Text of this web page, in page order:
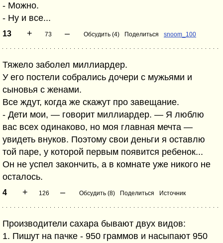
- Можно.
- Ну и все...
13 + 73 – Обсудить (4) Поделиться snoom_100
Тяжело заболел миллиардер.
У его постели собрались дочери с мужьями и
сыновья с женами.
Все ждут, когда же скажут про завещание.
- Дети мои, — говорит миллиардер. — Я люблю
вас всех одинаково, но моя главная мечта —
увидеть внуков. Поэтому свои деньги я оставлю
той паре, у которой первым появится ребенок...
Он не успел закончить, а в комнате уже никого не
осталось.
4 + 126 – Обсудить (8) Поделиться Источник
Производители сахара бывают двух видов:
1. Пишут на пачке - 950 граммов и насыпают 950